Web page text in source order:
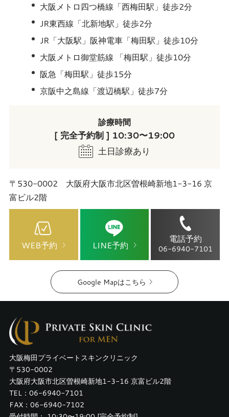
Google Mapはこちら
大阪メトロ四つ橋線「西梅田駅」徒歩2分
JR東西線「北新地駅」徒歩2分
JR「大阪駅」阪神電車「梅田駅」徒歩10分
大阪メトロ御堂筋線 「梅田駅」徒歩10分
阪急「梅田駅」徒歩15分
京阪中之島線「渡辺橋駅」徒歩7分
診療時間
[ 完全予約制 ] 10:30〜19:00
土日診療あり
〒530-0002 大阪府大阪市北区曽根崎新地1-3-16 京
富ビル2階
WEB予約 LINE予約
電話予約
06-6940-7101
大阪梅田プライベートスキンクリニック
〒530-0002
大阪府大阪市北区曽根崎新地1-3-16 京富ビル2階
TEL：06-6940-7101
FAX：06-6940-7102